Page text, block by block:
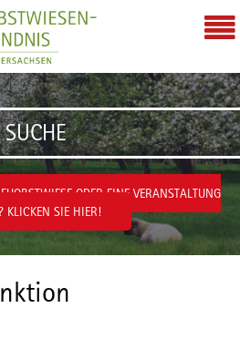
SUCHE
ODER EINE VERANSTALTUNG
KLICKEN SIE HIER!